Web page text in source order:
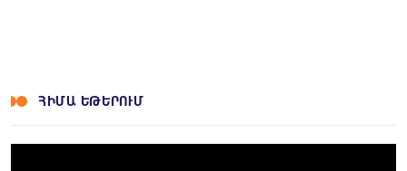
ՀԻՄԱ ԵԹԵՐՈՒՄ